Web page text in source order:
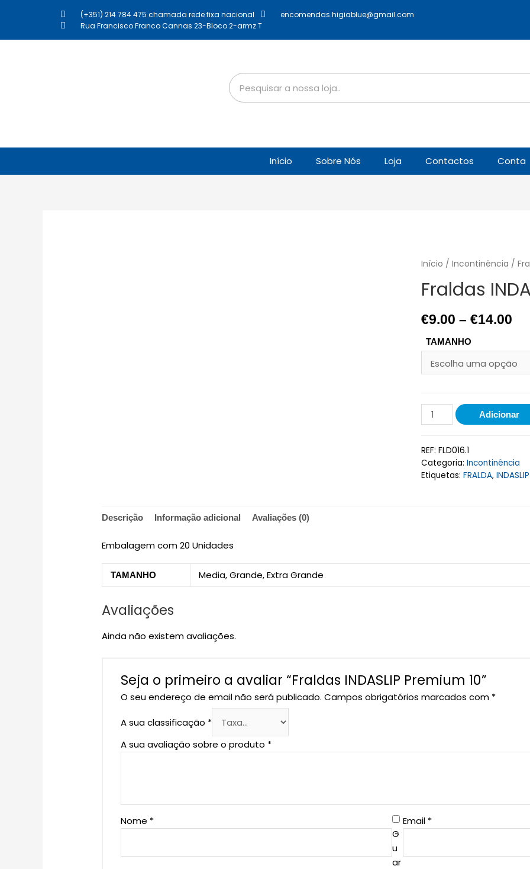
(+351) 214 784 475 chamada rede fixa nacional
encomendas.higiablue@gmail.com
Rua Francisco Franco Cannas 23-Bloco 2-armz T
Início Sobre Nós Loja Contactos Conta
Início / Incontinência /
Fraldas
€9.00 – €14.00
TAMANHO
Adicionar
REF: FLD016.1
Categoria: Incontinência
Etiquetas: FRALDA, INDASLIP
Descrição Informação adicional Avaliações (0)
Embalagem com 20 Unidades
TAMANHO Media, Grande, Extra Grande
Avaliações
Ainda não existem avaliações.
Seja o primeiro a avaliar “Fraldas INDASLIP Premium 10”
O seu endereço de email não será publicado. Campos obrigatórios marcados com *
A sua classificação *
A sua avaliação sobre o produto *
Nome * Email *
G
u
ar